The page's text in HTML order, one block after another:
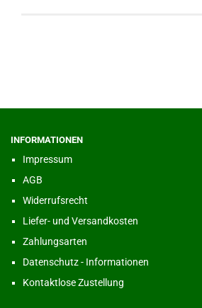
INFORMATIONEN
Impressum
AGB
Widerrufsrecht
Liefer- und Versandkosten
Zahlungsarten
Datenschutz - Informationen
Kontaktlose Zustellung